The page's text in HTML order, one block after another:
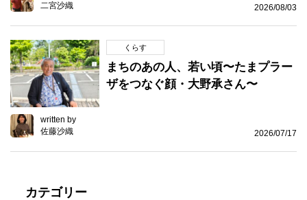
二宮沙織
2026/08/03
くらす
まちのあの人、若い頃〜たまプラー
ザをつなぐ顔・大野承さん〜
written by
佐藤沙織
2026/07/17
カテゴリー